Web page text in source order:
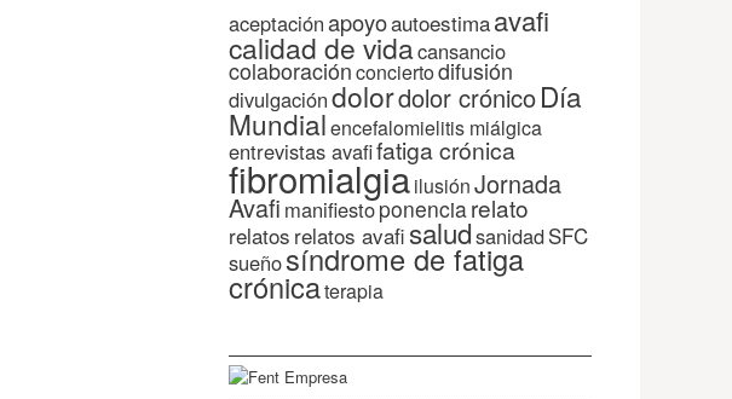
aceptaciónapoyoautoestimaavafi
calidad de vidacansancio
colaboraciónconciertodifusión
divulgacióndolordolor crónicoDía
Mundialencefalomielitis miálgica
entrevistas avafifatiga crónica
fibromialgiailusiónJornada
Avafi manifiestoponenciarelato
relatos relatos avafisaludsanidadSFC
sueñosíndrome de fatiga
crónicaterapia